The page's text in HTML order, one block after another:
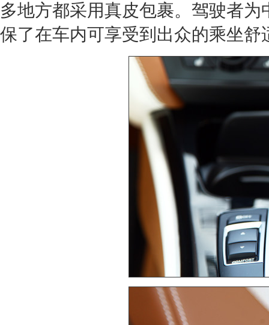
多地方都采用真皮包裹。驾驶者
保了在车内可享受到出众的乘坐舒